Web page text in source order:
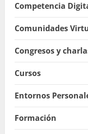
Competencia
Comunidades
Congresos y
Cursos
Entornos
Formación